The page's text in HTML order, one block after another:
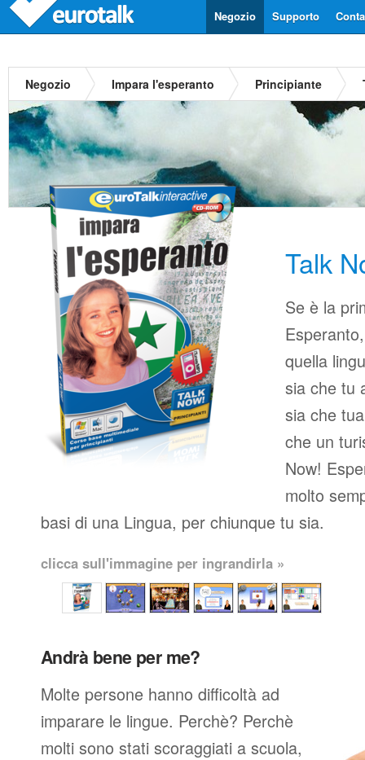
Supporto
Negozio
Negozio Impara l'esperanto Principiante
Talk
Se è la
quella
sia che tu
sia che
che un
Now!
molto
basi di una Lingua, per chiunque tu sia.
clicca sull'immagine per ingrandirla »
Andrà bene per me?
Molte persone hanno difficoltà ad
imparare le lingue. Perchè? Perchè
molti sono stati scoraggiati a scuola,